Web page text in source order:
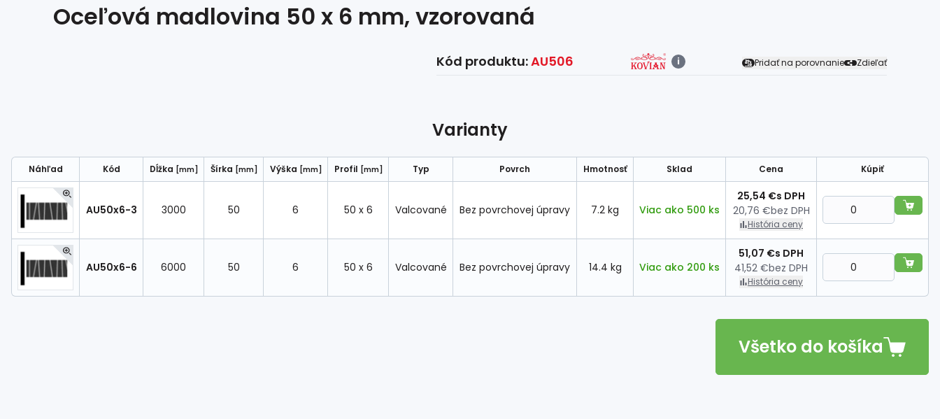
Oceľová madlovina 50 x 6 mm, vzorovaná
Kód produktu:AU506 i Pridať na porovnanie Zdieľať
Varianty
Náhľad Kód Dĺžka [mm] Šírka [mm] Výška [mm] Profil [mm] Typ Povrch Hmotnosť Sklad Cena Kúpiť
AU50x6-3 3000 50 6 50 x 6 Valcované Bez povrchovej úpravy 7.2 kg Viac ako 500 ks 20,76 €bez DPH
25,54 €s DPH
História ceny
AU50x6-6 6000 50 6 50 x 6 Valcované Bez povrchovej úpravy 14.4 kg Viac ako 200 ks 41,52 €bez DPH
51,07 €s DPH
História ceny
Všetko do košíka